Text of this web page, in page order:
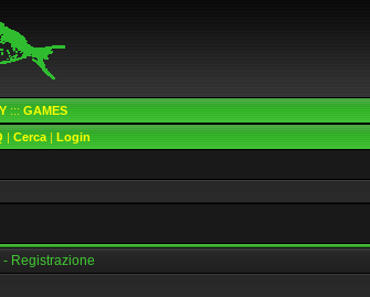
::: GAMES
| Cerca | Login
Registrazione